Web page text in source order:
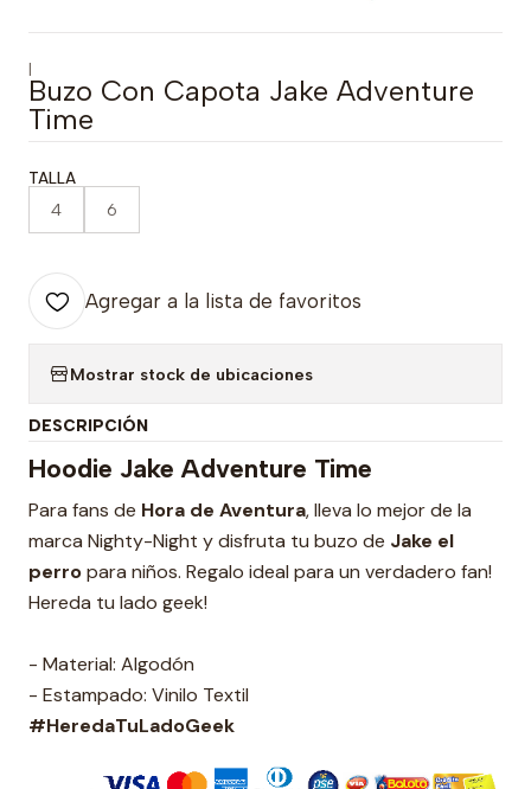
|
Buzo Con Capota Jake Adventure
Time
TALLA
4 6
Agregar a la lista de favoritos
Mostrar stock de ubicaciones
DESCRIPCIÓN
Hoodie Jake Adventure Time
Para fans de Hora de Aventura, lleva lo mejor de la
marca Nighty-Night y disfruta tu buzo de Jake el
perropara niños. Regalo ideal para un verdadero fan!
Hereda tu lado geek!
- Material: Algodón
- Estampado: Vinilo Textil
#HeredaTuLadoGeek